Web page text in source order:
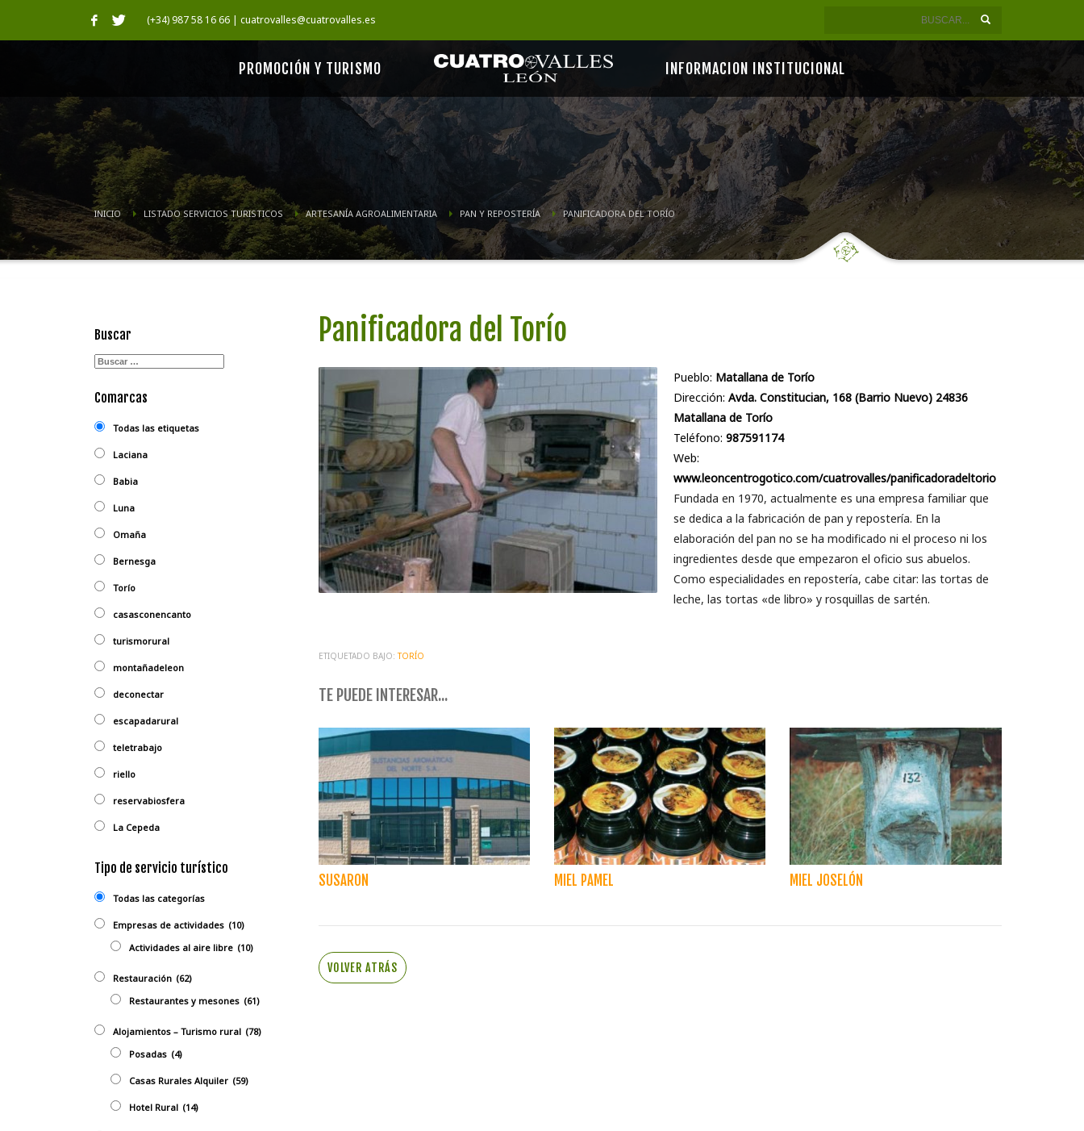
(+34) 987 58 16 66 | cuatrovalles@cuatrovalles.es
PROMOCIÓN Y TURISMO INFORMACION INSTITUCIONAL
INICIO LISTADO SERVICIOS TURISTICOS ARTESANÍA AGROALIMENTARIA PAN Y REPOSTERÍA PANIFICADORA DEL TORÍO
Panificadora del Torío
Pueblo: Matallana de Torío
Dirección: Avda. Constitucian, 168 (Barrio Nuevo) 24836
Matallana de Torío
Teléfono: 987591174
Web:
www.leoncentrogotico.com/cuatrovalles/panificadoradeltorio
Fundada en 1970, actualmente es una empresa familiar que
se dedica a la fabricación de pan y repostería. En la
elaboración del pan no se ha modificado ni el proceso ni los
ingredientes desde que empezaron el oficio sus abuelos.
Como especialidades en repostería, cabe citar: las tortas de
leche, las tortas «de libro» y rosquillas de sartén.
ETIQUETADO BAJO: TORÍO
TE PUEDE INTERESAR...
SUSARON MIEL PAMEL MIEL JOSELÓN
VOLVER ATRÁS
Buscar
Comarcas
Todas las etiquetas
Laciana
Babia
Luna
Omaña
Bernesga
Torío
casasconencanto
turismorural
montañadeleon
deconectar
escapadarural
teletrabajo
riello
reservabiosfera
La Cepeda
Tipo de servicio turístico
Todas las categorías
Empresas de actividades (10)
Actividades al aire libre (10)
Restauración (62)
Restaurantes y mesones (61)
Alojamientos – Turismo rural (78)
Posadas (4)
Casas Rurales Alquiler (59)
Hotel Rural (14)